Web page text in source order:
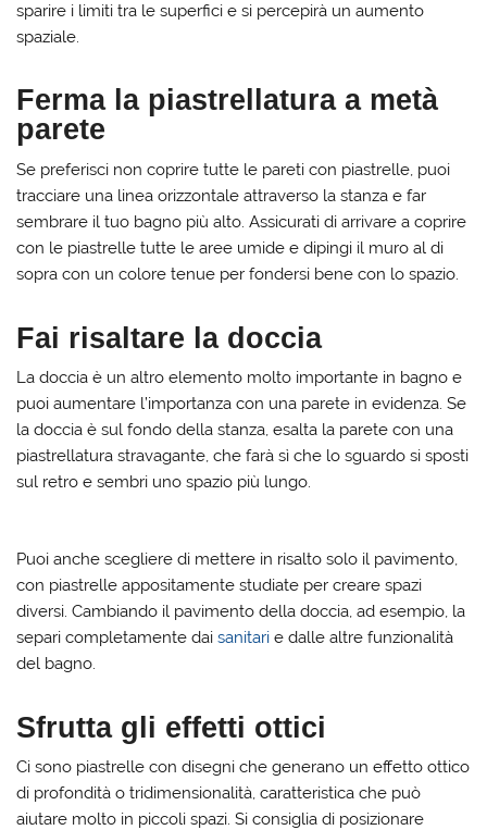
sparire i limiti tra le superfici e si percepirà un aumento
spaziale.
Ferma la piastrellatura a metà
parete
Se preferisci non coprire tutte le pareti con piastrelle, puoi
tracciare una linea orizzontale attraverso la stanza e far
sembrare il tuo bagno più alto. Assicurati di arrivare a coprire
con le piastrelle tutte le aree umide e dipingi il muro al di
sopra con un colore tenue per fondersi bene con lo spazio.
Fai risaltare la doccia
La doccia è un altro elemento molto importante in bagno e
puoi aumentare l’importanza con una parete in evidenza. Se
la doccia è sul fondo della stanza, esalta la parete con una
piastrellatura stravagante, che farà sì che lo sguardo si sposti
sul retro e sembri uno spazio più lungo.
Puoi anche scegliere di mettere in risalto solo il pavimento,
con piastrelle appositamente studiate per creare spazi
diversi. Cambiando il pavimento della doccia, ad esempio, la
separi completamente daisanitari e dalle altre funzionalità
del bagno.
Sfrutta gli effetti ottici
Ci sono piastrelle con disegni che generano un effetto ottico
di profondità o tridimensionalità, caratteristica che può
aiutare molto in piccoli spazi. Si consiglia di posizionare